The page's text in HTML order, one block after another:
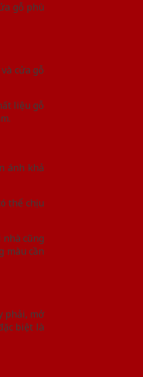
gỗ phù
cửa gỗ
liệu gỗ
ánh khả
thể chịu
nhà cũng
màu cần
phải, mở
biệt là